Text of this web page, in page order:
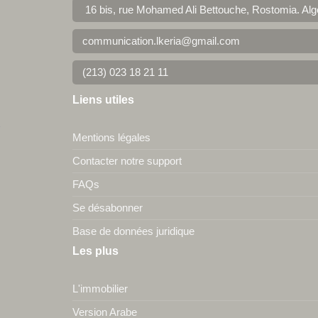
16 bis, rue Mohamed Ali Bettouche, Rostomia.
communication.lkeria@gmail.com
(213) 023 18 21 11
Liens utiles
Mentions légales
Contacter notre support
FAQs
Se désabonner
Base de données juridique
Les plus
L'immobilier
Version Arabe